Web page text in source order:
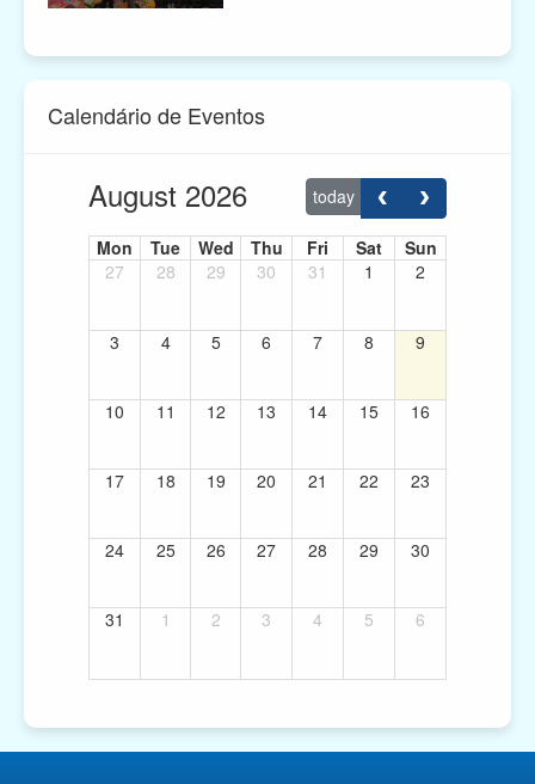
Calendário de Eventos
August 2026 today
Mon Tue Wed Thu Fri Sat
Sun
27
28 29 30 31 1 2
3 4 5 6 7 8 9
10 11 12 13 14 15 16
17 18 19 20 21 22 23
24 25 26 27 28 29 30
31 1 2 3 4 5 6